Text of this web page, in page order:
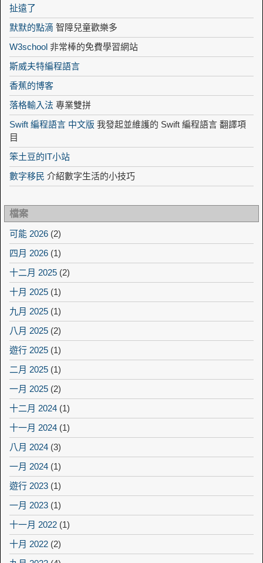
扯遠了
默默的點滴 智障兒童歡樂多
W3school 非常棒的免費學習網站
斯威夫特編程語言
香蕉的博客
落格輸入法 專業雙拼
Swift 編程語言 中文版 我發起並維護的 Swift 編程語言 翻譯項
目
笨土豆的IT小站
數字移民 介紹數字生活的小技巧
檔案
可能 2026 (2)
四月 2026 (1)
十二月 2025 (2)
十月 2025 (1)
九月 2025 (1)
八月 2025 (2)
遊行 2025 (1)
二月 2025 (1)
一月 2025 (2)
十二月 2024 (1)
十一月 2024 (1)
八月 2024 (3)
一月 2024 (1)
遊行 2023 (1)
一月 2023 (1)
十一月 2022 (1)
十月 2022 (2)